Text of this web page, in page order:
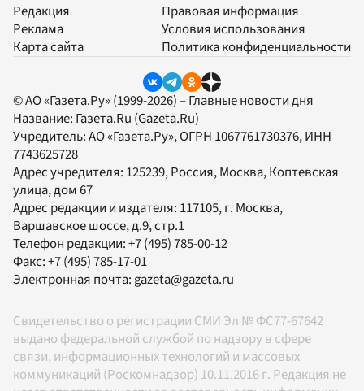
Редакция
Реклама
Карта сайта
Правовая информация
Условия использования
Политика конфиденциальности
© АО «Газета.Ру» (1999-2026) – Главные новости дня
Название: Газета.Ru (Gazeta.Ru)
Учредитель:АО «Газета.Ру», ОГРН 1067761730376, ИНН
7743625728
Адрес учредителя: 125239, Россия, Москва, Коптевская
улица, дом 67
Адрес редакции и издателя: 117105, г. Москва,
Варшавское шоссе, д.9, стр.1
Телефон редакции:+7 (495) 785-00-12
Факс:+7 (495) 785-17-01
Электронная почта:gazeta@gazeta.ru
Свидетельство о регистрации СМИ Эл № ФС77-67642
выдано федеральной службой по надзору в сфере
связи, информационных технологий и массовых
коммуникаций (Роскомнадзор) 10.11.2016 г. Редакция не